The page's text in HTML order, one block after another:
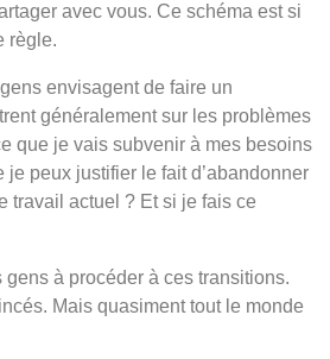
avec vous. Ce schéma est si
règle.
envisagent de faire un
généralement sur les problèmes
que je vais subvenir à mes besoins
peux justifier le fait d’abandonner
travail actuel ? Et si je fais ce
à procéder à ces transitions.
Mais quasiment tout le monde